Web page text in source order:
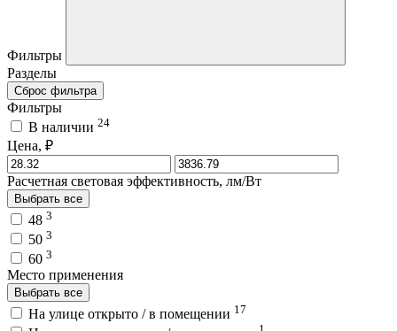
Фильтры
Разделы
Сброс фильтра
Фильтры
В наличии 24
Цена, ₽
Расчетная световая эффективность, лм/Вт
Выбрать все
48 3
50 3
60 3
Место применения
Выбрать все
На улице открыто / в помещении 17